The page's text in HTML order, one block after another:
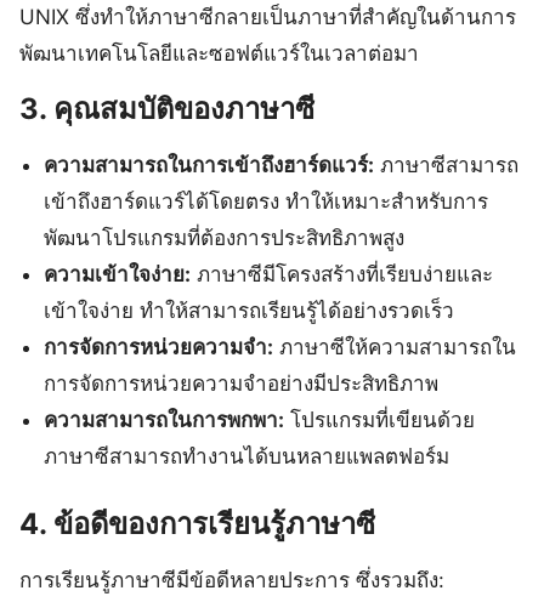
UNIX ซึ่งทำให้ภาษาซีกลายเป็นภาษาที่สำคัญในด้านการ
พัฒนาเทคโนโลยีและซอฟต์แวร์ในเวลาต่อมา
3. คุณสมบัติของภาษาซี
ความสามารถในการเข้าถึงฮาร์ดแวร์: ภาษาซีสามารถ
เข้าถึงฮาร์ดแวร์ได้โดยตรง ทำให้เหมาะสำหรับการ
พัฒนาโปรแกรมที่ต้องการประสิทธิภาพสูง
ความเข้าใจง่าย: ภาษาซีมีโครงสร้างที่เรียบง่ายและ
เข้าใจง่าย ทำให้สามารถเรียนรู้ได้อย่างรวดเร็ว
การจัดการหน่วยความจำ: ภาษาซีให้ความสามารถใน
การจัดการหน่วยความจำอย่างมีประสิทธิภาพ
ความสามารถในการพกพา: โปรแกรมที่เขียนด้วย
ภาษาซีสามารถทำงานได้บนหลายแพลตฟอร์ม
4. ข้อดีของการเรียนรู้ภาษาซี
การเรียนรู้ภาษาซีมีข้อดีหลายประการ ซึ่งรวมถึง: